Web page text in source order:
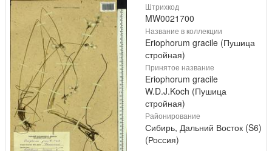
Штрихкод
MW0021700
Название в коллекции
Eriophorum gracile (Пушица
стройная)
Принятое название
Eriophorum gracile
W.D.J.Koch (Пушица
стройная)
Районирование
Сибирь, Дальний Восток (S6)
(Россия)